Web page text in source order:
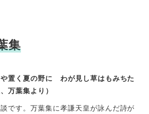
集
や置く夏の野に わが見し草はもみちた
万葉集より）
です。万葉集に孝謙天皇が詠んだ詩が